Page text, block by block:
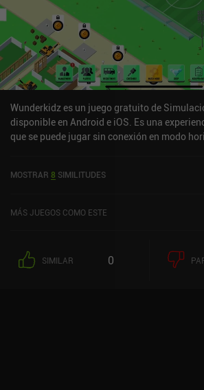
Wunderkidz es un juego gratuito de
disponible en Android e iOS. Es una
que se puede jugar sin conexión en modo
MOSTRAR 8 SIMILITUDES
MÁS JUEGOS COMO ESTE
SIMILAR 0